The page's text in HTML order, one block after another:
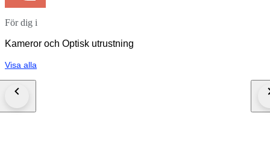
För dig i
Kameror och Optisk utrustning
Visa alla